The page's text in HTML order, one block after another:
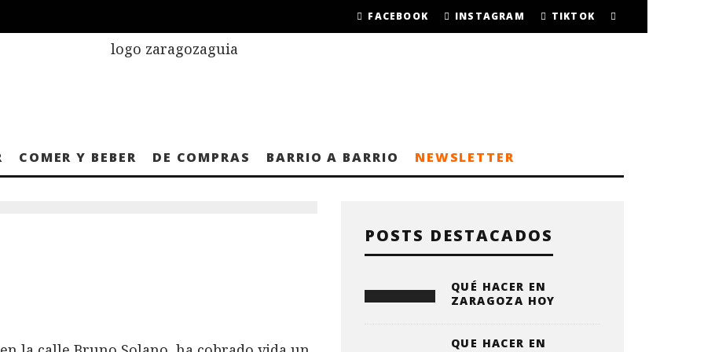
FACEBOOK INSTAGRAM TIKTOK
COMER Y BEBER DE COMPRAS BARRIO A BARRIO NEWSLETTER
POSTS DESTACADOS
QUÉ HACER EN
ZARAGOZA HOY
QUE HACER EN